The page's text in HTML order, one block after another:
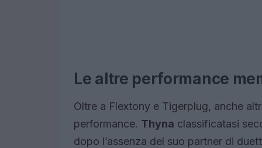
Le altre performance
Oltre a Flextony e Tigerplug, anche
performance. Thyna classificatasi
dopo l’assenza del suo partner di